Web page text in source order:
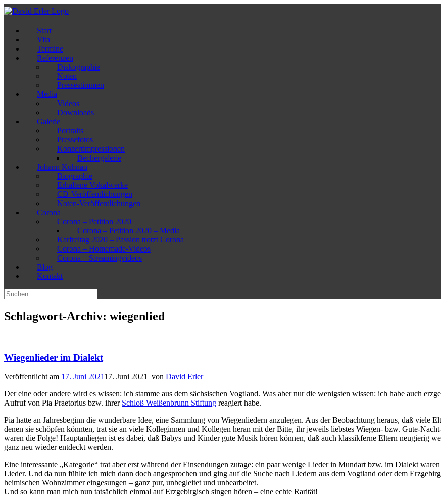
Zum
Inhalt
Start
Vita
Termine
Referenzen
Diskographie
Noten
Pressestimmen
Media
Videos
Downloads
Galerie
Portraits
Pressefotos
Konzertimpressionen
Bechergalerie
Johann Kuhnau
Biographie
Erhaltene Vokalwerke
CD-Veröffentlichungen
Noten-Veröffentlichungen
Corona
Corona – Petition 2020
Corona – Petition 2020 – Media
Karfreitag 2020 – Passion trotzt Corona
Corona – Homemade-Videos
Corona – Streamingvideos
Blog
Kontakt
Suchen
nach:
Schlagwort-Archiv: wiegenlied
Wiegenlieder im Dialekt
Veröffentlicht am 17. Juni 202117. Juni 2021 von David Erler
Der eine oder andere wird es wissen: ich stamme aus dem sächsischen Vogtland. Was aber nur die wenigsten wissen: ich habe auch
Aufruf von Pia Praetorius bzw. ihrer Schloß Weißenbrunn Stiftung reagiert habe.
Pia hatte an Jahresbeginn die wunderbare Idee, eine Sammlung von Wiegenliedern anzulegen. Aus der Beobachtung heraus, daß viele
denen sie schöpfen könnten, trat sie an viele Kolleginnen und Kollegen heran mit der Bitte, ihr jeweils liebstes Wiegen- bzw. Gute-
waren die Folge! Hauptanliegen ist es dabei, daß Babys und Kinder gute Musik hören können, daß auch klassikferne Eltern neugierig
ganz neu wieder entdeckt werden.
Eine interessante „Kategorie“ trat aber erst während der Einsendungen zutage: ein paar wenige Lieder in Mundart bzw. im Dialekt
Lieder. Und da nun fühlte ich mich dann doch angesprochen und ging auf die Suche nach Liedern aus dem Vogtland oder dem
heimischen Wohnzimmer eingesungen – ganz pur, unbegleitet und unbearbeitet.
Und so kann man mich nun tatsächlich einmal auf Erzgebirgisch singen hören – eine echte Rarität!